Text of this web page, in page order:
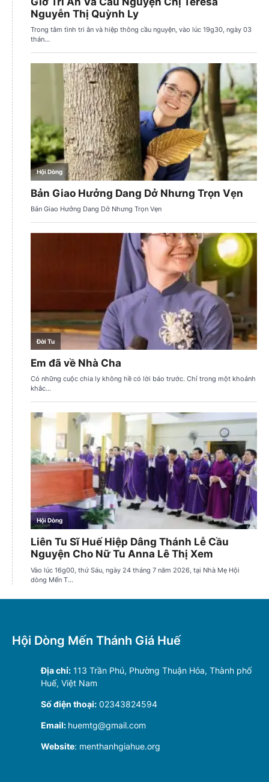
Hội Dòng Mến Thánh Giá Huế
Địa chỉ: 113 Trần Phú, Phường Thuận Hóa, Thành phố
Huế, Việt Nam
Số điện thoại: 02343824594
Email: huemtg@gmail.com
Website: menthanhgiahue.org